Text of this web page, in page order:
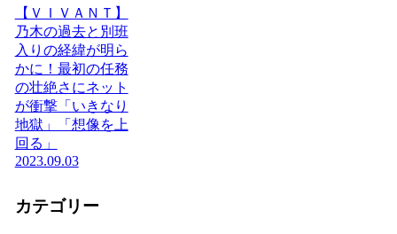
【ＶＩＶＡＮＴ】
乃木の過去と別班
入りの経緯が明ら
かに！最初の任務
の壮絶さにネット
が衝撃「いきなり
地獄」「想像を上
回る」
2023.09.03
カテゴリー